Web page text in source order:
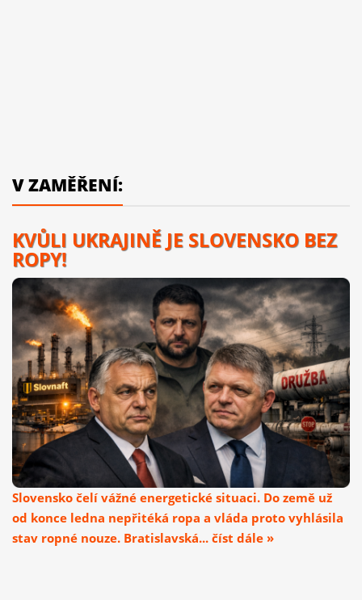
V ZAMĚŘENÍ:
KVŮLI UKRAJINĚ JE SLOVENSKO BEZ
ROPY!
Slovensko čelí vážné energetické situaci. Do země už
od konce ledna nepřitéká ropa a vláda proto vyhlásila
stav ropné nouze. Bratislavská... číst dále »